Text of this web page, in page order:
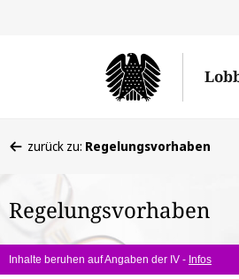
befinden
hier:
zurück zu: Regelungsvorhaben
Regelungsvorhaben
Inhalte beruhen auf Angaben der IV - Infos